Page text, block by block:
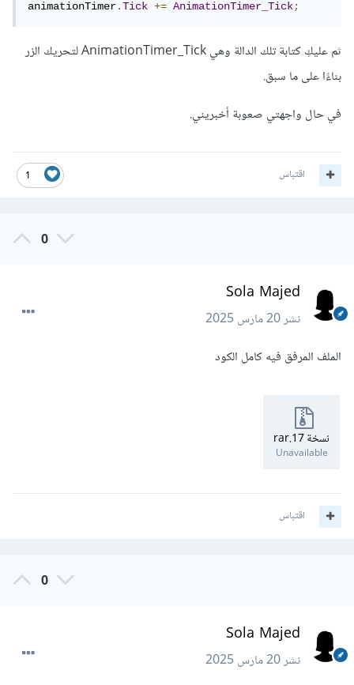
animationTimer.Tick += AnimationTimer_Tick;
ثم عليكِ كتابة تلك الدالة وهي AnimationTimer_Tick لتحريك الزر
بناءًا على ما سبق.
في حال واجهتي صعوبة أخبريني.
1 اقتباس
0
Sola Majed
نشر20 مارس 2025
الملف المرفق فيه كامل الكود
نسخة 17.rar
Unavailable
اقتباس
0
Sola Majed
نشر20 مارس 2025